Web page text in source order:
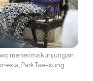
menerima kunjungan
Park Tae-sung.